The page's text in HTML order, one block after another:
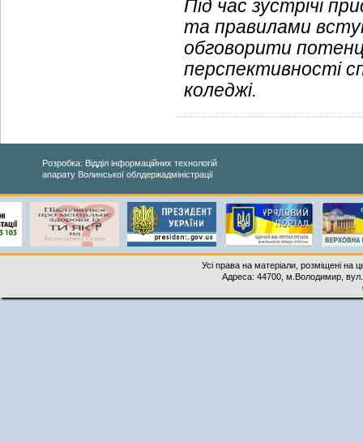
Під час зустрічі
та правилами
обговорити
перспективності
коледжі.
Розробка: Відділ інформаційних технологій
апарату Волинської облдержадміністрації
Усі права на матеріали, розміщені на
Адреса: 44700, м.Володимир,